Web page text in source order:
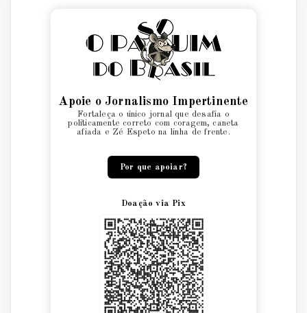
Apoie o Jornalismo Impertinente
Fortaleça o único jornal que desafia o
politicamente correto com coragem, caneta
afiada e Zé Espeto na linha de frente.
Por que apoiar?
Doação via Pix